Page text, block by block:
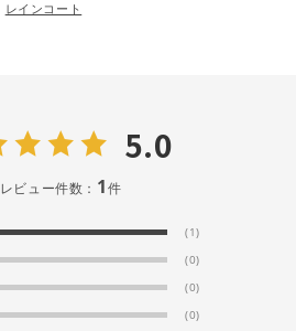
レインコート
5.0
レビュー件数： 1件
(1)
(0)
(0)
(0)